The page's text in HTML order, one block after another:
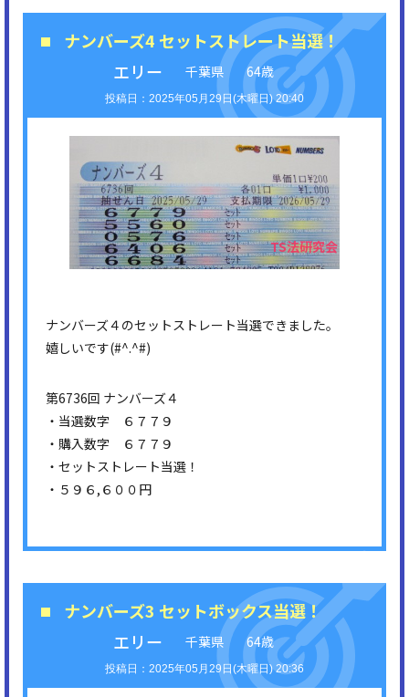
ナンバーズ4 セットストレート当選！
エリー
千葉県 64歳
2025年05月29日(木曜日) 20:40
ナンバーズ４のセットストレート当選できました。
嬉しいです(#^.^#)
第6736回 ナンバーズ４
・当選数字 ６７７９
・購入数字 ６７７９
・セットストレート当選！
・５９６,６００円
ナンバーズ3 セットボックス当選！
エリー
千葉県 64歳
2025年05月29日(木曜日) 20:36